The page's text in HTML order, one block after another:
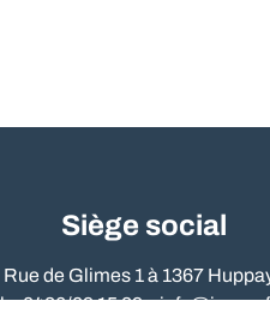
Siège social
Rue de Glimes 1 à 1367
: 0486/09 15 89 –info@immo-